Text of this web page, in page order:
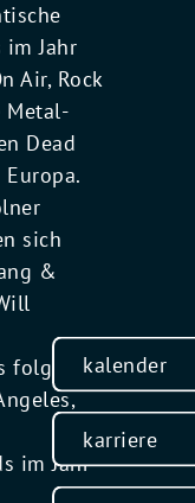
kalender
karriere
Jahr
Air, Rock
Metal-
Dead
sich
&
folgten
im Jahr